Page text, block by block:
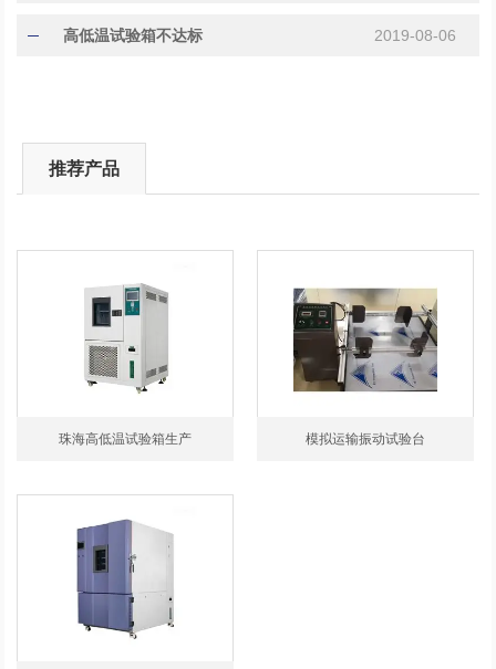
高低温试验箱不达标 2019-08-06
推荐产品
珠海高低温试验箱生产 模拟运输振动试验台